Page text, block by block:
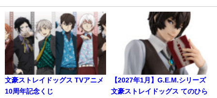
文豪ストレイドッグス TVアニメ
10周年記念くじ
【2027年1月】G.E.M.シリーズ
文豪ストレイドッグス てのひら